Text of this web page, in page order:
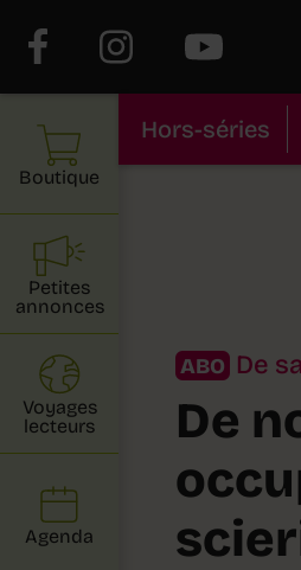
Hors-séries
ABO De
De
Boutique
Petites
annonces
Voyages
lecteurs
Agenda